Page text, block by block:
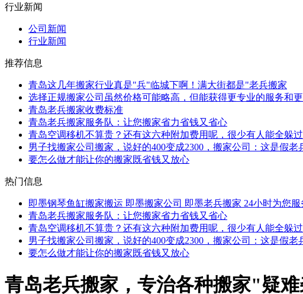
行业新闻
公司新闻
行业新闻
推荐信息
青岛这几年搬家行业真是"兵"临城下啊！满大街都是"老兵搬家
选择正规搬家公司虽然价格可能略高，但能获得更专业的服务和
青岛老兵搬家收费标准
青岛老兵搬家服务队：让您搬家省力省钱又省心
青岛空调移机不算贵？还有这六种附加费用呢，很少有人能全躲
男子找搬家公司搬家，说好的400变成2300，搬家公司：这是假老
要怎么做才能让你的搬家既省钱又放心
热门信息
即墨钢琴鱼缸搬家搬运 即墨搬家公司 即墨老兵搬家 24小时为您服
青岛老兵搬家服务队：让您搬家省力省钱又省心
青岛空调移机不算贵？还有这六种附加费用呢，很少有人能全躲
男子找搬家公司搬家，说好的400变成2300，搬家公司：这是假老
要怎么做才能让你的搬家既省钱又放心
青岛老兵搬家，专治各种搬家"疑